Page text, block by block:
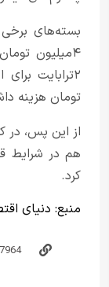
تومان هزینه
از این پس، در
هم در شرایط
کرد.
منبع: دنیای